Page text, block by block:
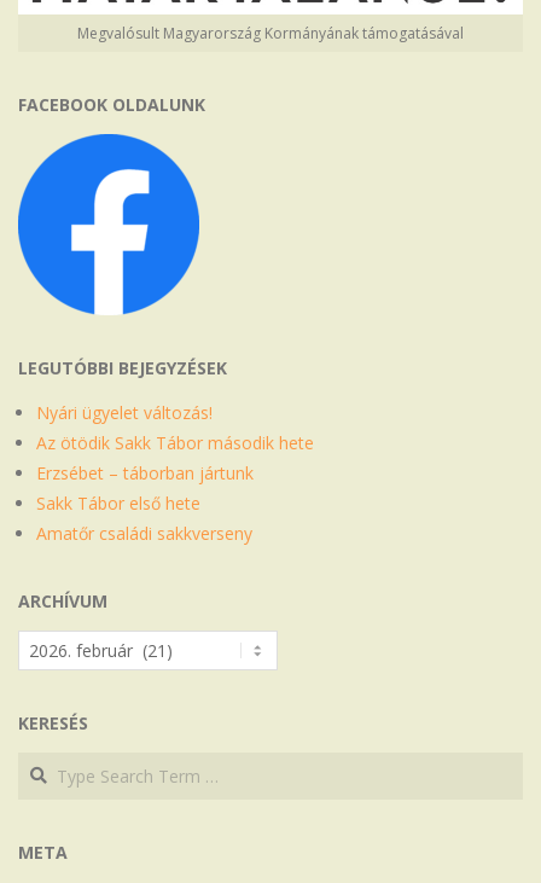
Megvalósult Magyarország Kormányának támogatásával
FACEBOOK OLDALUNK
LEGUTÓBBI BEJEGYZÉSEK
Nyári ügyelet változás!
Az ötödik Sakk Tábor második hete
Erzsébet – táborban jártunk
Sakk Tábor első hete
Amatőr családi sakkverseny
ARCHÍVUM
Archívum
KERESÉS
Search
Search
META